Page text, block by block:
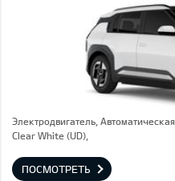
Электродвигатель, Автоматическая
Clear White (UD),
ПОСМОТРЕТЬ